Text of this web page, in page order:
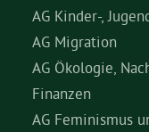
AG Kinder-,
AG Migration
AG Ökologie,
Finanzen
AG Feminismus